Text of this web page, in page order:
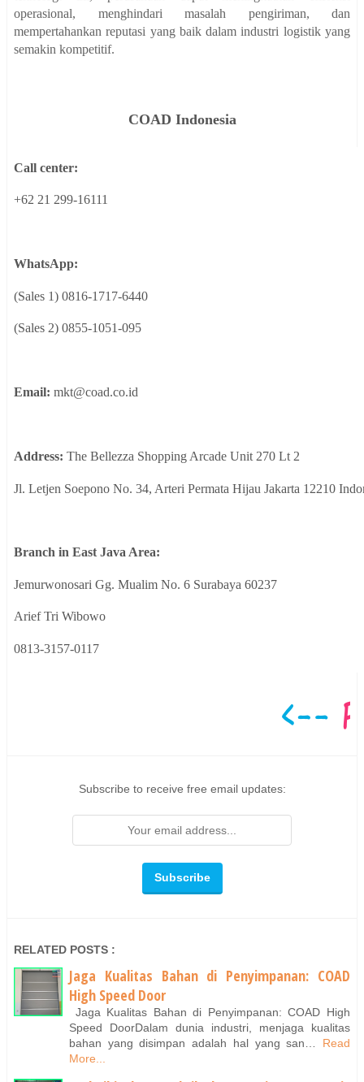
operasional, menghindari masalah pengiriman, dan
mempertahankan reputasi yang baik dalam industri logistik yang
semakin kompetitif.
COAD Indonesia
Call center:
+62 21 299-16111
WhatsApp:
(Sales 1) 0816-1717-6440
(Sales 2) 0855-1051-095
Email: mkt@coad.co.id
Address: The Bellezza Shopping Arcade Unit 270 Lt 2
Jl. Letjen Soepono No. 34, Arteri Permata Hijau Jakarta 12210
Branch in East Java Area:
Jemurwonosari Gg. Mualim No. 6 Surabaya 60237
Arief Tri Wibowo
0813-3157-0117
Subscribe to receive free email updates:
RELATED POSTS :
Jaga Kualitas Bahan di Penyimpanan: COAD
High Speed Door
Jaga Kualitas Bahan di Penyimpanan: COAD High
Speed DoorDalam dunia industri, menjaga kualitas
bahan yang disimpan adalah hal yang san…
Read
More...